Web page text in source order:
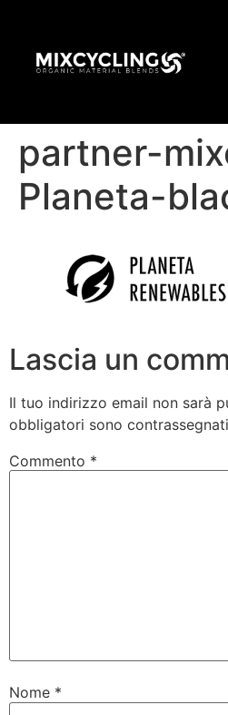
partner-
Planeta-
Lascia un
Il tuo indirizzo email non sarà
obbligatori sono contrassegnati
Commento *
Nome *